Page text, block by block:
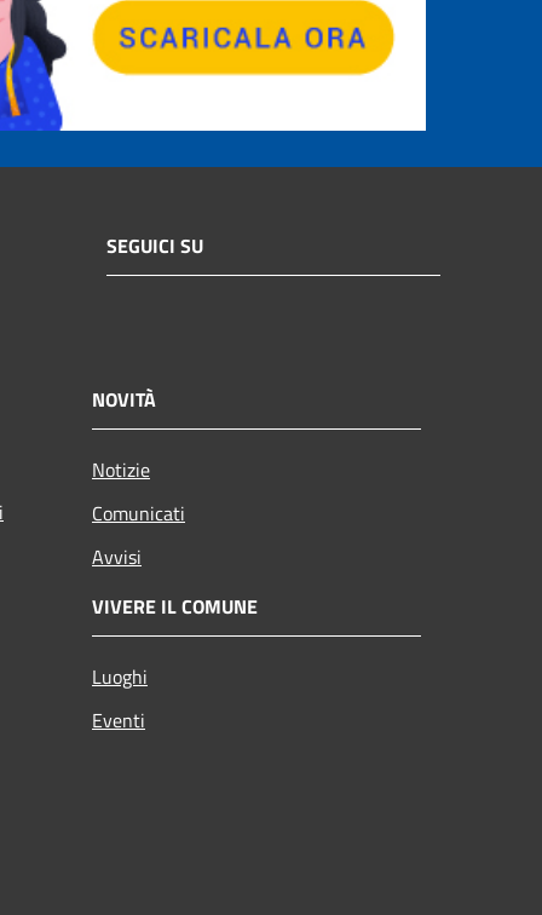
SEGUICI SU
NOVITÀ
Notizie
Comunicati
Avvisi
VIVERE IL COMUNE
Luoghi
Eventi